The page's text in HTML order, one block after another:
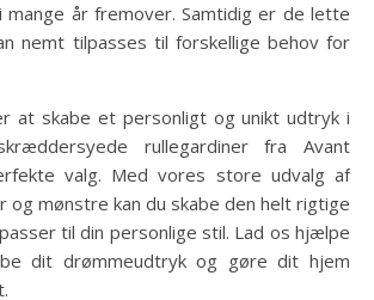
mange år fremover. Samtidig er de lette
nemt tilpasses til forskellige behov for
at skabe et personligt og unikt udtryk i
rullegardiner fra Avant
valg. Med vores store udvalg af
og mønstre kan du skabe den helt rigtige
til din personlige stil. Lad os hjælpe
dit drømmeudtryk og gøre dit hjem